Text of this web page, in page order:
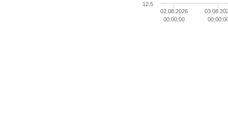
02.08.2026
00:00:00
12.5